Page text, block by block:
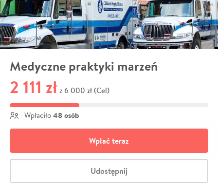
Medyczne praktyki marzeń
2 111 zł z 6 000 zł (Cel)
Wpłaciło 48 osób
Wpłać teraz
Udostępnij